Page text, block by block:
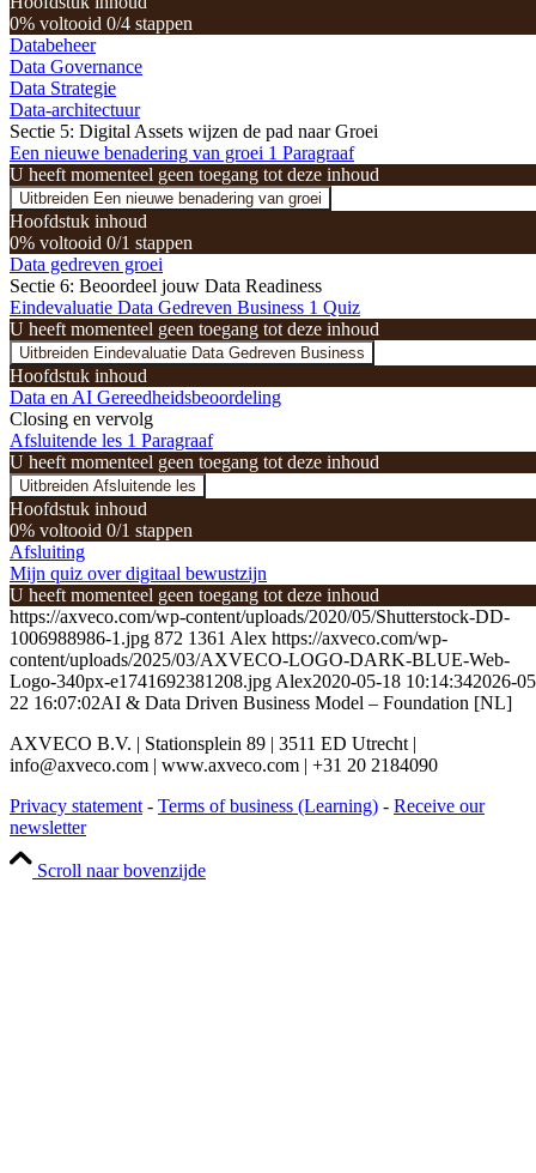
0% voltooid 0/4 stappen
Databeheer
Data Governance
Data Strategie
Data-architectuur
Sectie 5: Digital Assets wijzen de pad naar Groei
Een nieuwe benadering van groei 1 Paragraaf
U heeft momenteel geen toegang tot deze inhoud
Uitbreiden Een nieuwe benadering van groei
Hoofdstuk inhoud
0% voltooid 0/1 stappen
Data gedreven groei
Sectie 6: Beoordeel jouw Data Readiness
Eindevaluatie Data Gedreven Business 1 Quiz
U heeft momenteel geen toegang tot deze inhoud
Uitbreiden Eindevaluatie Data Gedreven Business
Hoofdstuk inhoud
Data en AI Gereedheidsbeoordeling
Closing en vervolg
Afsluitende les 1 Paragraaf
U heeft momenteel geen toegang tot deze inhoud
Uitbreiden Afsluitende les
Hoofdstuk inhoud
0% voltooid 0/1 stappen
Afsluiting
Mijn quiz over digitaal bewustzijn
U heeft momenteel geen toegang tot deze inhoud
https://axveco.com/wp-content/uploads/2020/05/Shutterstock-DD-
1006988986-1.jpg 872 1361 Alex https://axveco.com/wp-
content/uploads/2025/03/AXVECO-LOGO-DARK-BLUE-Web-
Logo-340px-e1741692381208.jpg Alex2020-05-18 10:14:342026-
22 16:07:02AI & Data Driven Business Model – Foundation [NL]
AXVECO B.V. | Stationsplein 89 | 3511 ED Utrecht |
info@axveco.com | www.axveco.com | +31 20 2184090
Privacy statement - Terms of business (Learning) - Receive our
newsletter
Scroll naar bovenzijde